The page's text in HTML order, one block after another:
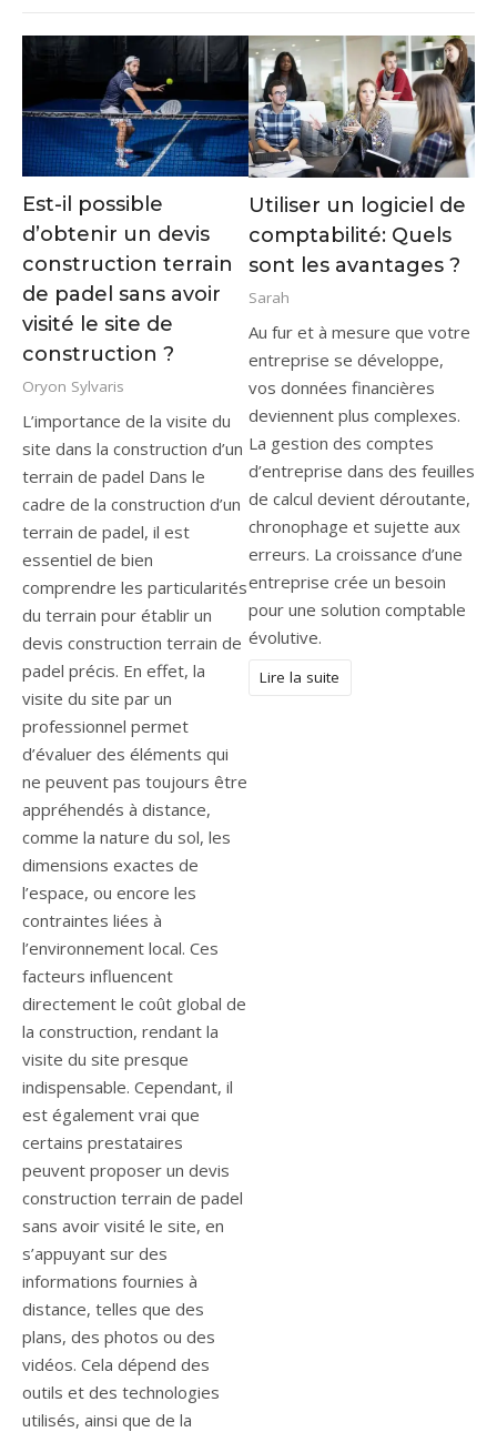
Est-il possible
d’obtenir un devis
construction terrain
de padel sans avoir
visité le site de
construction ?
Oryon Sylvaris
L’importance de la visite du
site dans la construction d’un
terrain de padel Dans le
cadre de la construction d’un
terrain de padel, il est
essentiel de bien
comprendre les particularités
du terrain pour établir un
devis construction terrain de
padel précis. En effet, la
visite du site par un
professionnel permet
d’évaluer des éléments qui
ne peuvent pas toujours être
appréhendés à distance,
comme la nature du sol, les
dimensions exactes de
l’espace, ou encore les
contraintes liées à
l’environnement local. Ces
facteurs influencent
directement le coût global de
la construction, rendant la
visite du site presque
indispensable. Cependant, il
est également vrai que
certains prestataires
peuvent proposer un devis
construction terrain de padel
sans avoir visité le site, en
s’appuyant sur des
informations fournies à
distance, telles que des
plans, des photos ou des
vidéos. Cela dépend des
outils et des technologies
utilisés, ainsi que de la
Utiliser un logiciel de
comptabilité: Quels
sont les avantages ?
Sarah
Au fur et à mesure que votre
entreprise se développe,
vos données financières
deviennent plus complexes.
La gestion des comptes
d’entreprise dans des feuilles
de calcul devient déroutante,
chronophage et sujette aux
erreurs. La croissance d’une
entreprise crée un besoin
pour une solution comptable
évolutive.
Lire la suite